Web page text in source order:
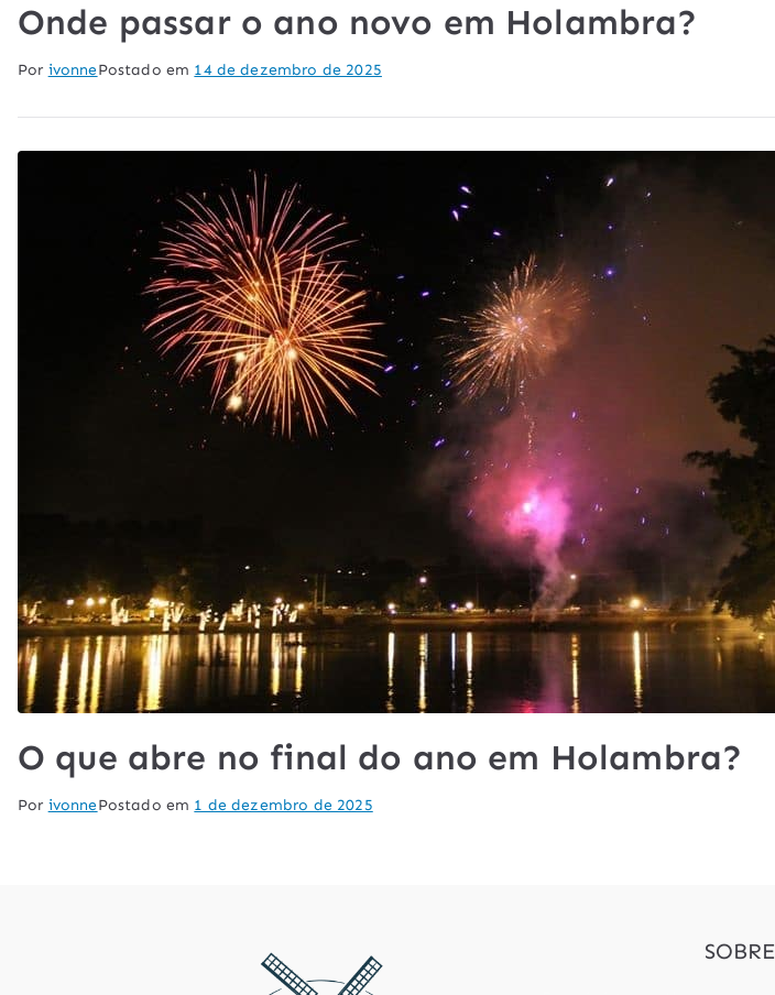
Onde passar o ano novo em Holambra?
Por ivonnePostado em 14 de dezembro de 2025
O que abre no final do ano em Holambra?
Por ivonnePostado em 1 de dezembro de 2025
SOBRE